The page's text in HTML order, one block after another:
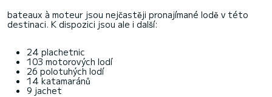
bateaux à moteur jsou nejčastěji pronajímané lodě v této
destinaci. K dispozici jsou ale i další:
24 plachetnic
103 motorových lodí
26 polotuhých lodí
14 katamaránů
9 jachet